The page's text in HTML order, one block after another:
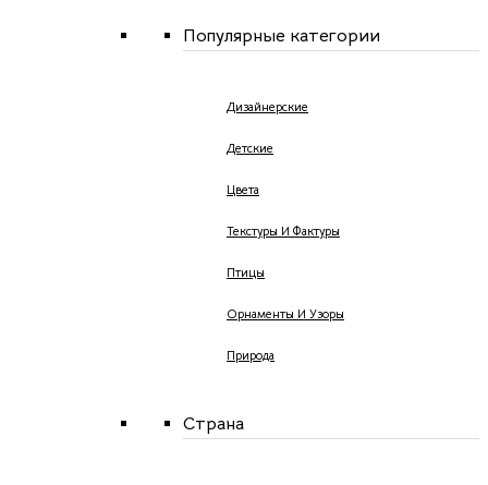
Популярные категории
Дизайнерские
Детские
Цвета
Текстуры И Фактуры
Птицы
Орнаменты И Узоры
Природа
Страна